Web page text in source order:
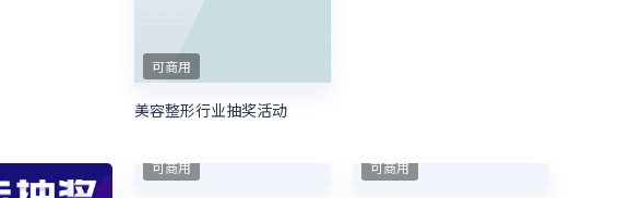
可商用
美容整形行业抽奖活动
可商用 可商用